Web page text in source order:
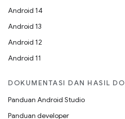
Android 14
Android 13
Android 12
Android 11
DOKUMENTASI DAN HASIL
Panduan Android Studio
Panduan developer